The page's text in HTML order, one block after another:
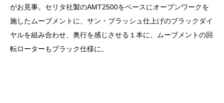
がお見事。セリタ社製のAMT2500をベースにオープンワークを
施したムーブメントに、サン・ブラッシュ仕上げのブラックダイ
ヤルを組み合わせ、奥行を感じさせる１本に。ムーブメントの回
転ローターもブラック仕様に。